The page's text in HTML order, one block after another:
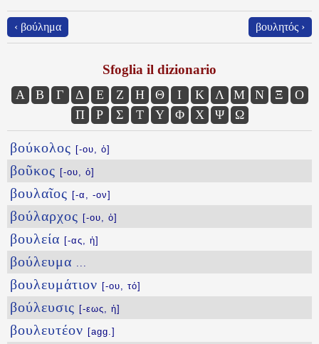
‹ βούλημα βουλητός ›
Sfoglia il dizionario
Α Β Γ Δ Ε Ζ Η Θ Ι Κ Λ Μ Ν Ξ
Ο
Π
Ρ Σ Τ Υ Φ Χ Ψ Ω
βούκολος [-ου, ὁ]
βοῦκος [-ου, ὁ]
βουλαῖος [-α, -ον]
βούλαρχος [-ου, ὁ]
βουλεία [-ας, ἡ]
βούλευμα ...
βουλευμάτιον [-ου, τό]
βούλευσις [-εως, ἡ]
βουλευτέον [agg.]